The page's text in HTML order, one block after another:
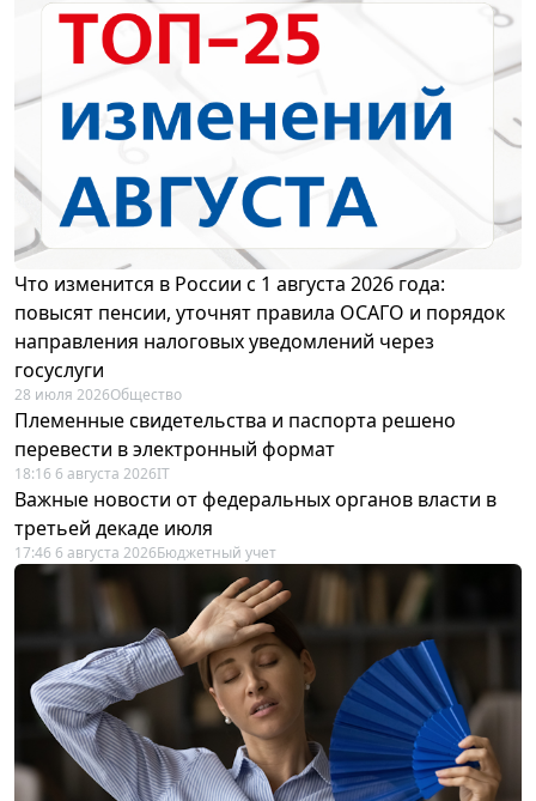
Что изменится в России с 1 августа 2026 года:
повысят пенсии, уточнят правила ОСАГО и порядок
направления налоговых уведомлений через
госуслуги
28 июля 2026Общество
Племенные свидетельства и паспорта решено
перевести в электронный формат
18:16 6 августа 2026IT
Важные новости от федеральных органов власти в
третьей декаде июля
17:46 6 августа 2026Бюджетный учет